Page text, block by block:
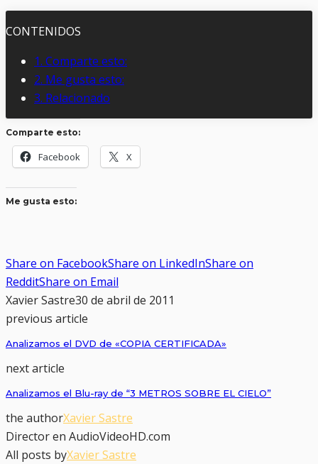
CONTENIDOS
1. Comparte esto:
2. Me gusta esto:
3. Relacionado
Comparte esto:
Facebook X
Me gusta esto:
Share on FacebookShare on LinkedInShare on
RedditShare on Email
Xavier Sastre30 de abril de 2011
previous article
Analizamos el DVD de «COPIA CERTIFICADA»
next article
Analizamos el Blu-ray de “3 METROS SOBRE EL CIELO”
the authorXavier Sastre
Director en AudioVideoHD.com
All posts byXavier Sastre